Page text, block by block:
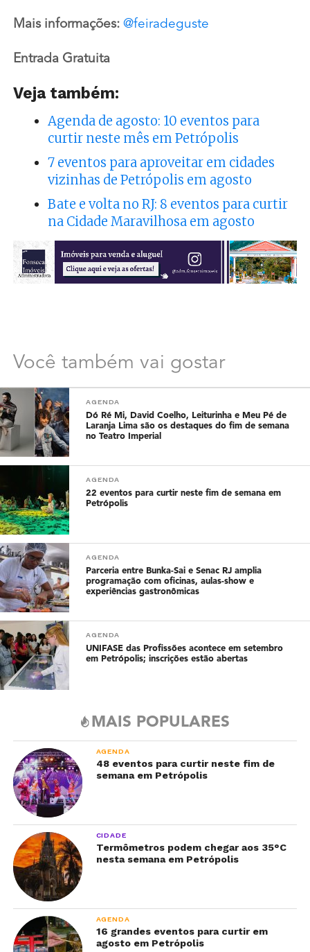
Mais informações: @feiradeguste
Entrada Gratuita
Veja também:
Agenda de agosto: 10 eventos para
curtir neste mês em Petrópolis
7 eventos para aproveitar em cidades
vizinhas de Petrópolis em agosto
Bate e volta no RJ: 8 eventos para curtir
na Cidade Maravilhosa em agosto
Você também vai gostar
AGENDA
Dó Ré Mi, David Coelho, Leiturinha e Meu Pé de
Laranja Lima são os destaques do fim de semana
no Teatro Imperial
AGENDA
22 eventos para curtir neste fim de semana em
Petrópolis
AGENDA
Parceria entre Bunka-Sai e Senac RJ amplia
programação com oficinas, aulas-show e
experiências gastronômicas
AGENDA
UNIFASE das Profissões acontece em setembro
em Petrópolis; inscrições estão abertas
MAIS POPULARES
AGENDA
48 eventos para curtir neste fim de
semana em Petrópolis
CIDADE
Termômetros podem chegar aos 35°C
nesta semana em Petrópolis
AGENDA
16 grandes eventos para curtir em
agosto em Petrópolis